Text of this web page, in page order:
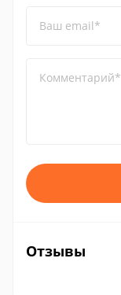
Ваш email*
Комментарий*
Отзывы